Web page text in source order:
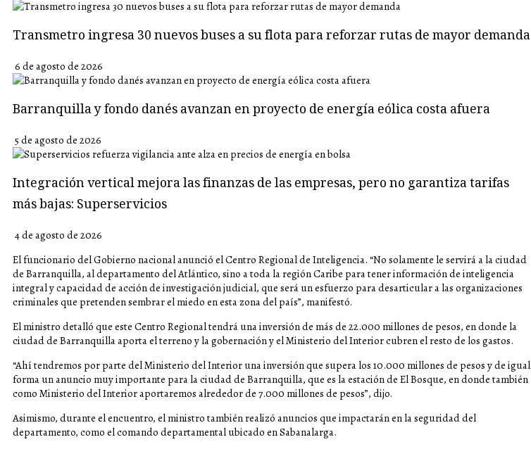
Transmetro ingresa 30 nuevos buses a su flota para reforzar rutas de mayor demanda
6 de agosto de 2026
Barranquilla y fondo danés avanzan en proyecto de energía eólica costa afuera
5 de agosto de 2026
Integración vertical mejora las finanzas de las empresas, pero no garantiza tarifas
más bajas: Superservicios
4 de agosto de 2026
El funcionario del Gobierno nacional anunció el Centro Regional de Inteligencia. “No solamente le servirá a la ciudad
de Barranquilla, al departamento del Atlántico, sino a toda la región Caribe para tener información de inteligencia
integral y capacidad de acción de investigación judicial, que será un esfuerzo para desarticular a las organizaciones
criminales que pretenden sembrar el miedo en esta zona del país”, manifestó.
El ministro detalló que este Centro Regional tendrá una inversión de más de 22.000 millones de pesos, en donde la
ciudad de Barranquilla aporta el terreno y la gobernación y el Ministerio del Interior cubren el resto de los gastos.
“Ahí tendremos por parte del Ministerio del Interior una inversión que supera los 10.000 millones de pesos y de igual
forma un anuncio muy importante para la ciudad de Barranquilla, que es la estación de El Bosque, en donde también
como Ministerio del Interior aportaremos alrededor de 7.000 millones de pesos”, dijo.
Asimismo, durante el encuentro, el ministro también realizó anuncios que impactarán en la seguridad del
departamento, como el comando departamental ubicado en Sabanalarga.